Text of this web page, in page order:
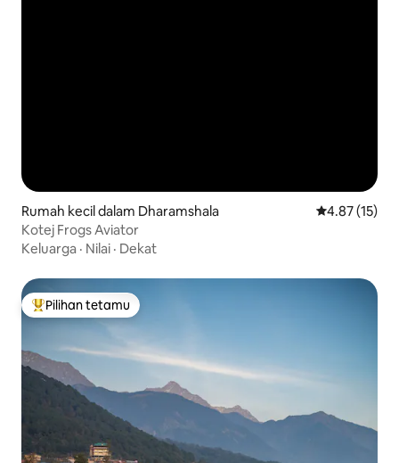
Rumah kecil dalam Dharamshala Penarafan
4.87 (15)
Kotej Frogs Aviator
Keluarga · Nilai · Dekat
Pilihan utama tetamu
Pilihan tetamu